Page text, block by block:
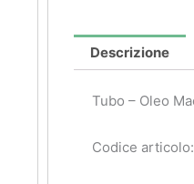
Descrizione
Tubo – Oleo
Codice